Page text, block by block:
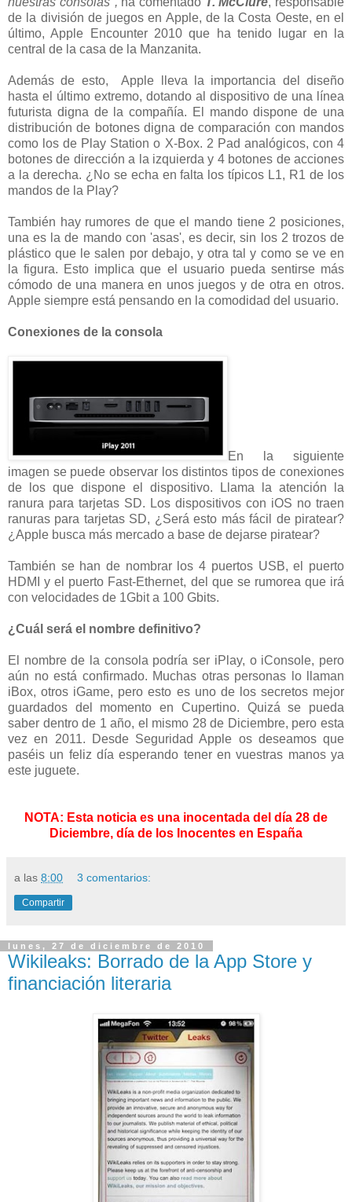
de la división de juegos en Apple, de la Costa Oeste, en el
último, Apple Encounter 2010 que ha tenido lugar en la
central de la casa de la Manzanita.
Además de esto, Apple lleva la importancia del diseño
hasta el último extremo, dotando al dispositivo de una línea
futurista digna de la compañía. El mando dispone de una
distribución de botones digna de comparación con mandos
como los de Play Station o X-Box. 2 Pad analógicos, con 4
botones de dirección a la izquierda y 4 botones de acciones
a la derecha. ¿No se echa en falta los típicos L1, R1 de los
mandos de la Play?
También hay rumores de que el mando tiene 2 posiciones,
una es la de mando con 'asas', es decir, sin los 2 trozos de
plástico que le salen por debajo, y otra tal y como se ve en
la figura. Esto implica que el usuario pueda sentirse más
cómodo de una manera en unos juegos y de otra en otros.
Apple siempre está pensando en la comodidad del usuario.
Conexiones de la consola
En la siguiente
imagen se puede observar los distintos tipos de conexiones
de los que dispone el dispositivo. Llama la atención la
ranura para tarjetas SD. Los dispositivos con iOS no traen
ranuras para tarjetas SD, ¿Será esto más fácil de piratear?
¿Apple busca más mercado a base de dejarse piratear?
También se han de nombrar los 4 puertos USB, el puerto
HDMI y el puerto Fast-Ethernet, del que se rumorea que irá
con velocidades de 1Gbit a 100 Gbits.
¿Cuál será el nombre definitivo?
El nombre de la consola podría ser iPlay, o iConsole, pero
aún no está confirmado. Muchas otras personas lo llaman
iBox, otros iGame, pero esto es uno de los secretos mejor
guardados del momento en Cupertino. Quizá se pueda
saber dentro de 1 año, el mismo 28 de Diciembre, pero esta
vez en 2011. Desde Seguridad Apple os deseamos que
paséis un feliz día esperando tener en vuestras manos ya
este juguete.
NOTA: Esta noticia es una inocentada del día 28 de
Diciembre, día de los Inocentes en España
a las 8:00 3 comentarios:
Compartir
lunes, 27 de diciembre de 2010
Wikileaks: Borrado de la App Store y
financiación literaria